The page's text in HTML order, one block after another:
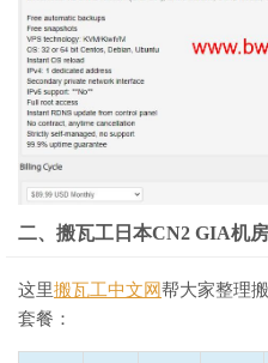
二、搬瓦工日本CN2 GIA机
这里搬瓦工中文网帮大家整理
套餐：